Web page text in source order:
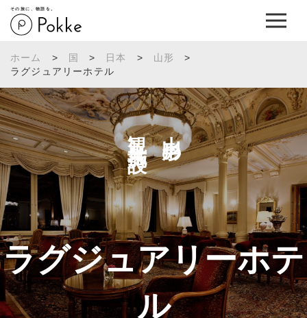
その旅に、物語を。
ホーム > 国 > 日本 > 山形
>
ラグジュアリーホテル
山形の
観光施設へ
ラグジュアリーホテ
ル